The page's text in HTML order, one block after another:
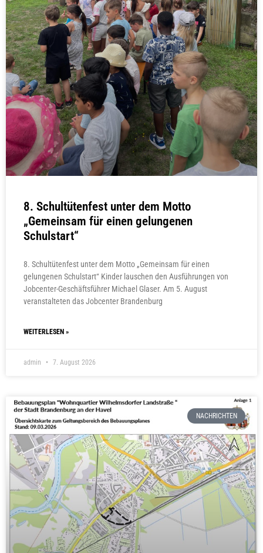
8. Schultütenfest unter dem Motto
„Gemeinsam für einen gelungenen
Schulstart“
8. Schultütenfest unter dem Motto „Gemeinsam für einen
gelungenen Schulstart“ Kinder lauschen den Ausführungen von
Jobcenter-Geschäftsführer Michael Glaser. Am 5. August
veranstalteten das Jobcenter Brandenburg
WEITERLESEN »
admin 7. August 2026
NACHRICHTEN